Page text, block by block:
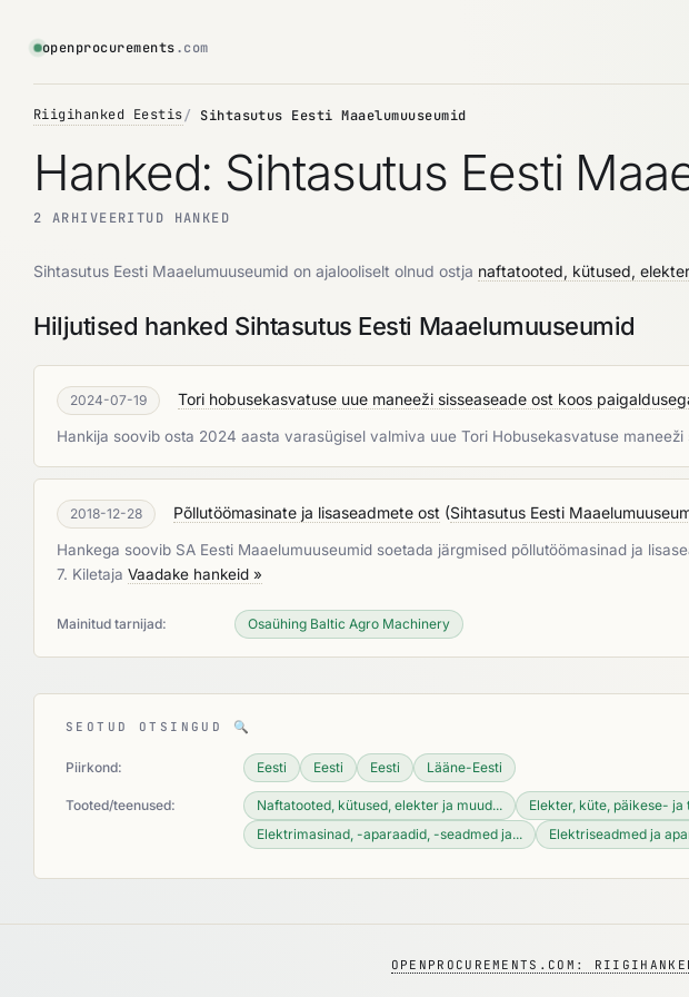
openprocurements.com
Riigihanked Eestis Sihtasutus Eesti Maaelumuuseumid
Hanked: Sihtasutus Eesti
2 ARHIVEERITUD HANKED
Sihtasutus Eesti Maaelumuuseumid on ajalooliselt olnud ostja naftatooted, kütused,
Hiljutised hanked Sihtasutus Eesti Maaelumuuseumid
2024-07-19 Tori hobusekasvatuse uue maneeži sisseaseade ost koos
Hankija soovib osta 2024 aasta varasügisel valmiva uue Tori Hobusekasvatuse
2018-12-28 Põllutöömasinate ja lisaseadmete ost (Sihtasutus Eesti
Hankega soovib SA Eesti Maaelumuuseumid soetada järgmised põllutöömasinad ja
7. Kiletaja Vaadake hankeid »
Mainitud tarnijad: Osaühing Baltic Agro Machinery
SEOTUD OTSINGUD 🔍
Piirkond: Eesti Eesti Eesti Lääne-Eesti
Tooted/teenused: Naftatooted, kütused, elekter ja muud... Elekter, küte, päikese- ja
Elektrimasinad, -aparaadid, -seadmed ja...
Elektriseadmed ja
OPENPROCUREMENTS.COM: